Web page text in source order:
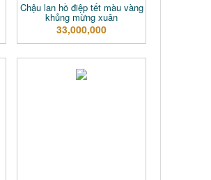
Chậu lan hồ điệp tết màu vàng
khủng mừng xuân
33,000,000